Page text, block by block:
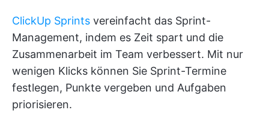
ClickUp Sprints vereinfacht das Sprint-
Management, indem es Zeit spart und die
Zusammenarbeit im Team verbessert. Mit nur
wenigen Klicks können Sie Sprint-Termine
festlegen, Punkte vergeben und Aufgaben
priorisieren.